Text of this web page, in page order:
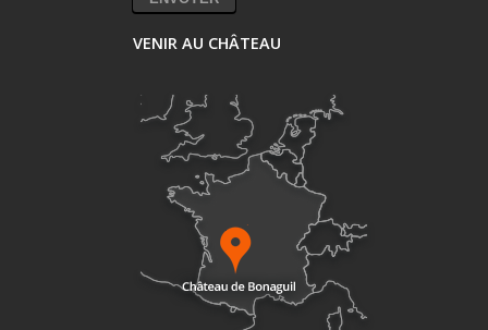
VENIR AU CHÂTEAU